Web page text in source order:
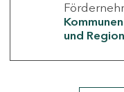
Kommunen
und